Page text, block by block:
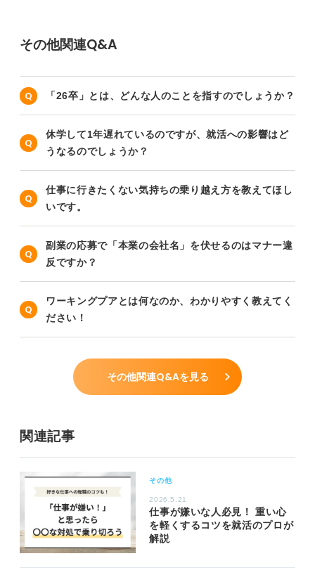
その他関連Q&A
「26卒」とは、どんな人のことを指すのでしょうか？
休学して1年遅れているのですが、就活への影響はど
うなるのでしょうか？
仕事に行きたくない気持ちの乗り越え方を教えてほし
いです。
副業の応募で「本業の会社名」を伏せるのはマナー違
反ですか？
ワーキングプアとは何なのか、わかりやすく教えてく
ださい！
その他関連Q&Aを見る
関連記事
その他
2026.5.21
仕事が嫌いな人必見！ 重い心
を軽くするコツを就活のプロが
解説